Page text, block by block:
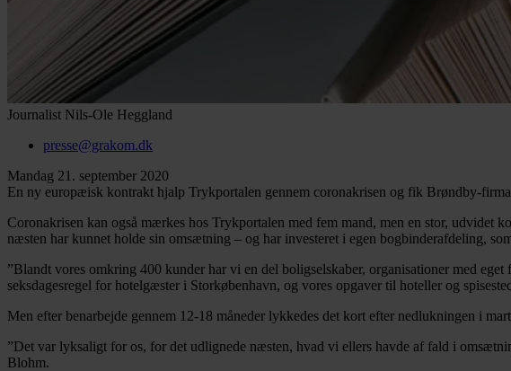
Journalist Nils-Ole Heggland
presse@grakom.dk
Mandag 21. september 2020
En ny europæisk kontrakt hjalp Trykportalen gennem coronakrisen og fik Brøndby-
Coronakrisen kan også mærkes hos Trykportalen med fem mand, men en stor, udvidet
næsten har kunnet holde sin omsætning – og har investeret i egen bogbinderafdeling,
”Blandt vores omkring 400 kunder har vi en del boligselskaber, organisationer med
seksdagesregel for hotelgæster i Storkøbenhavn, og vores opgaver til hoteller og
Men efter benarbejde gennem 12-18 måneder lykkedes det kort efter nedlukningen i
”Det var lyksaligt for os, for det udlignede næsten, hvad vi ellers havde af fald i
Blohm.